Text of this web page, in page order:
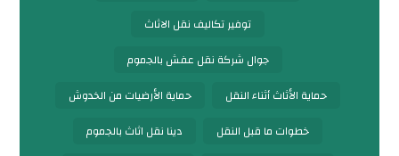
توفير تكاليف نقل الاثاث
جوال شركة نقل عفش بالجموم
حماية الأثاث أثناء النقل
حماية الأرضيات من الخدوش
خطوات ما قبل النقل
دينا نقل اثاث بالجموم